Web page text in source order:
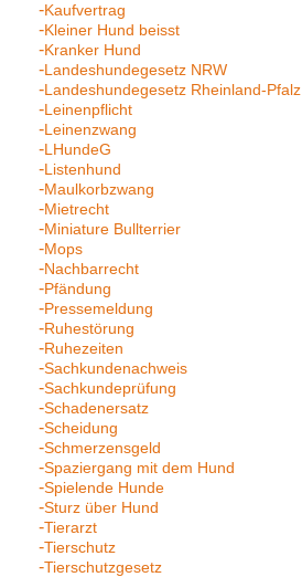
Kaufvertrag
Kleiner Hund beisst
Kranker Hund
Landeshundegesetz NRW
Landeshundegesetz Rheinland-Pfalz
Leinenpflicht
Leinenzwang
LHundeG
Listenhund
Maulkorbzwang
Mietrecht
Miniature Bullterrier
Mops
Nachbarrecht
Pfändung
Pressemeldung
Ruhestörung
Ruhezeiten
Sachkundenachweis
Sachkundeprüfung
Schadenersatz
Scheidung
Schmerzensgeld
Spaziergang mit dem Hund
Spielende Hunde
Sturz über Hund
Tierarzt
Tierschutz
Tierschutzgesetz